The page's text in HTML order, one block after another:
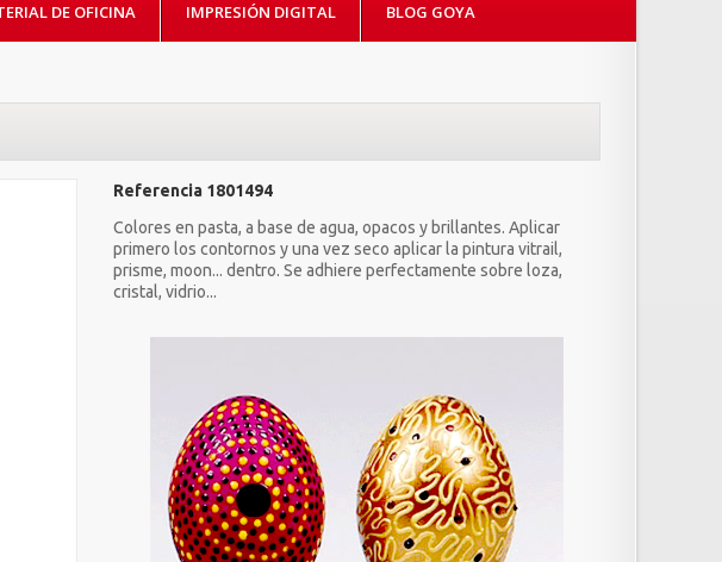
DE OFICINA IMPRESIÓN DIGITAL BLOG GOYA
Referencia 1801494
Colores en pasta, a base de agua, opacos y brillantes. Aplicar
primero los contornos y una vez seco aplicar la pintura vitrail,
prisme, moon... dentro. Se adhiere perfectamente sobre loza,
cristal, vidrio...